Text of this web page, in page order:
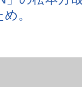
。